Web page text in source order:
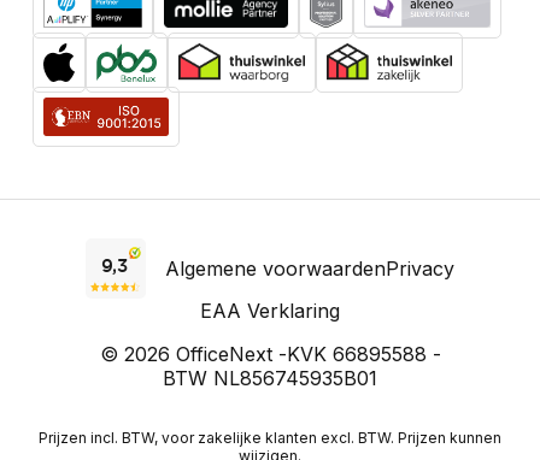
Algemene voorwaardenPrivacy
EAA Verklaring
© 2026 OfficeNext -KVK 66895588 -
BTW NL856745935B01
Prijzen incl. BTW, voor zakelijke klanten excl. BTW. Prijzen kunnen
wijzigen.